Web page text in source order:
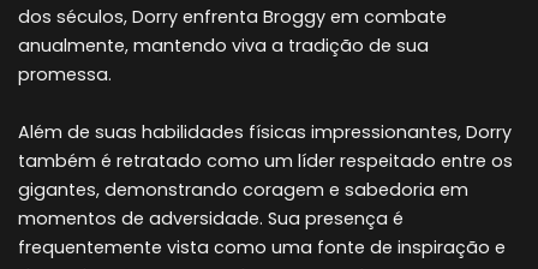
dos séculos, Dorry enfrenta Broggy em combate
anualmente, mantendo viva a tradição de sua
promessa.
Além de suas habilidades físicas impressionantes, Dorry
também é retratado como um líder respeitado entre os
gigantes, demonstrando coragem e sabedoria em
momentos de adversidade. Sua presença é
frequentemente vista como uma fonte de inspiração e